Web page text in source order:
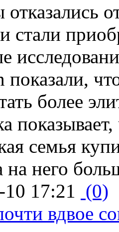
стали
показали,
более
семья
на него
17:21 (0)
вдвое